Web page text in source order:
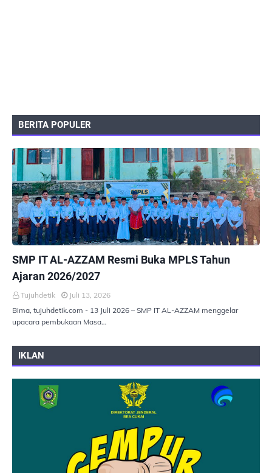
BERITA POPULER
SMP IT AL-AZZAM Resmi Buka MPLS Tahun
Ajaran 2026/2027
Tujuhdetik
Juli 13, 2026
Bima, tujuhdetik.com - 13 Juli 2026 – SMP IT AL-AZZAM menggelar
upacara pembukaan Masa…
IKLAN